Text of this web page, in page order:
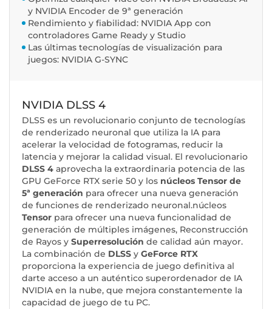
y NVIDIA Encoder de 9ª generación
Rendimiento y fiabilidad: NVIDIA App con
controladores Game Ready y Studio
Las últimas tecnologías de visualización para
juegos: NVIDIA G-SYNC
NVIDIA DLSS 4
DLSS es un revolucionario conjunto de tecnologías
de renderizado neuronal que utiliza la IA para
acelerar la velocidad de fotogramas, reducir la
latencia y mejorar la calidad visual. El revolucionario
DLSS 4 aprovecha la extraordinaria potencia de las
GPU GeForce RTX serie 50 y los núcleos Tensor de
5ª generación para ofrecer una nueva generación
de funciones de renderizado neuronal.núcleos
Tensor para ofrecer una nueva funcionalidad de
generación de múltiples imágenes, Reconstrucción
de Rayos y Superresolución de calidad aún mayor.
La combinación de DLSS y GeForce RTX
proporciona la experiencia de juego definitiva al
darte acceso a un auténtico superordenador de IA
NVIDIA en la nube, que mejora constantemente la
capacidad de juego de tu PC.